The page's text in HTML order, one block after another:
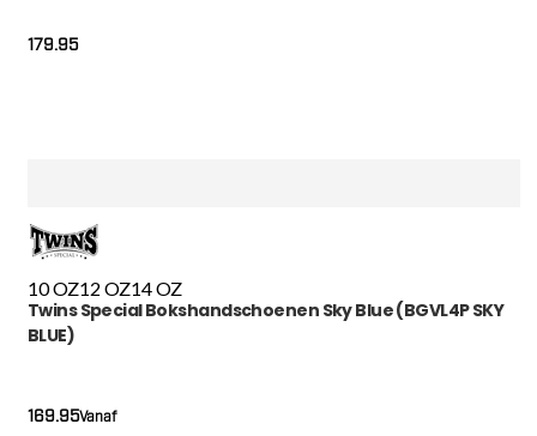
179.95
10 OZ12 OZ14 OZ
Twins Special Bokshandschoenen Sky Blue (BGVL4P SKY
BLUE)
Vanaf
169.95